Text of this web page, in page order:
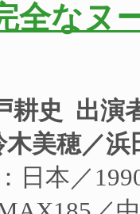
全なヌ
史
出演
木美穂／浜
日本／